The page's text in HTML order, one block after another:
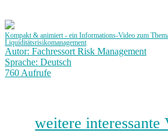
Kompakt & animiert - ein Informations-Video zum
Liquiditätsrisikomanagement
Autor: Fachressort Risk Management
Sprache: Deutsch
760 Aufrufe
weitere interessante